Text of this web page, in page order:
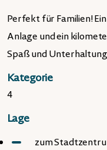
Perfekt für Familien!
Anlage und ein
Spaß und
Kategorie
4
Lage
zum